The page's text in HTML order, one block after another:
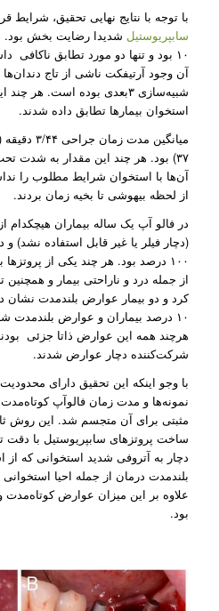
با توجه با نتایج نهایی تحقیق، شرایط
سابپریوستیل
آن وجود آرتیفکت ناشی از تاج
شبیه‌سازی ۳بعدی بوده است. هر
استخوان بیمار‌ها تطابق داده شدند.
۳۷) بود. هر چند این مقدار به شدت
از لحظه بیهوشی تا بخیه زمان بردند.
در فالو آپ یک ساله بیماران هیچکدام
(دچار فیلر یا غیر قابل استفاده نشد) و
۱۰۰ درصد بود. هر چند یکی از
از جمله درد و ناراحتی بیمار و
کرد و دو بیمار عوارض بلندمدت
شرکت‌کننده دچار عوارض شدند.
با وجو اینکه این تحقیق دارای
نمونه‌ها و مدت زمان فالو‌آپ
مثبتی برای آن متجسم شد. این روش
ساخت پروتز‌های سابپریوستیل با دقت
دچار به آتروفی شدید استخوانی که
بلندمدت درمان از جمله احیا
علاوه بر این میزان عوارض کوتاه‌مدت
بود.